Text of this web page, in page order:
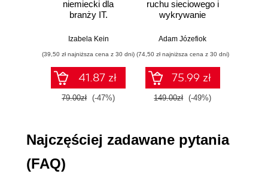
Inne osoby, które przetrwały apokalipsę (28)
Samochody (29)
Lokalne sklepy z częściami (30)
Praca nad projektami (31)
Lutowanie (31)
Konstrukcje mechaniczne (31)
2. Generowanie prądu (33)
Różne rodzaje prądu (34)
niemiecki dla
branży IT.
przykłady i
Izabela Kein
(39,50 zł najniższa cena z 30 dni)
41.87 zł
79.00zł (-47%)
ruchu sieciowego i
wykrywanie
Adam Józefiok
(74,50 zł najniższa cena z 30 dni)
75.99 zł
149.00zł (-49%)
Najczęściej zadawane pytania
(FAQ)